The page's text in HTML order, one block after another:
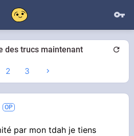
des trucs maintenant
2 3
par mon tdah je tiens